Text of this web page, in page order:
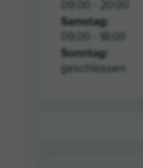
Samstag:
Sonntag:
geschlossen